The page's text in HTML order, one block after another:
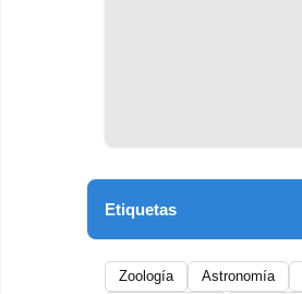
Etiquetas
Zoología Astronomía